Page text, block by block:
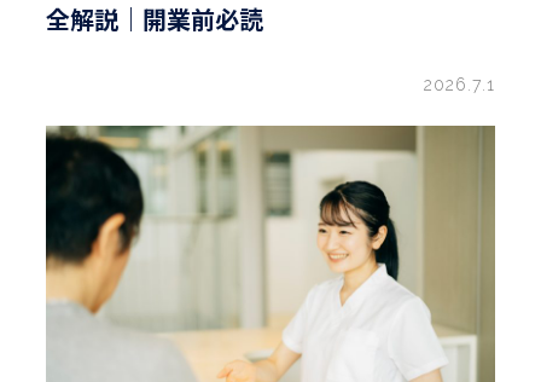
全解説｜開業前必読
2026.7.1